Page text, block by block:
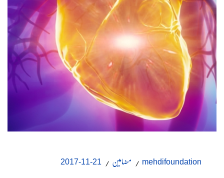
mehdifoundation مضامین 21-11-2017